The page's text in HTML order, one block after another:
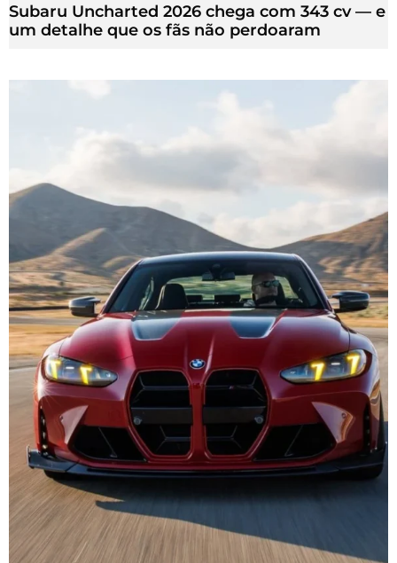
Subaru Uncharted 2026 chega com 343 cv — e
um detalhe que os fãs não perdoaram